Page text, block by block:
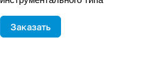
Заказать